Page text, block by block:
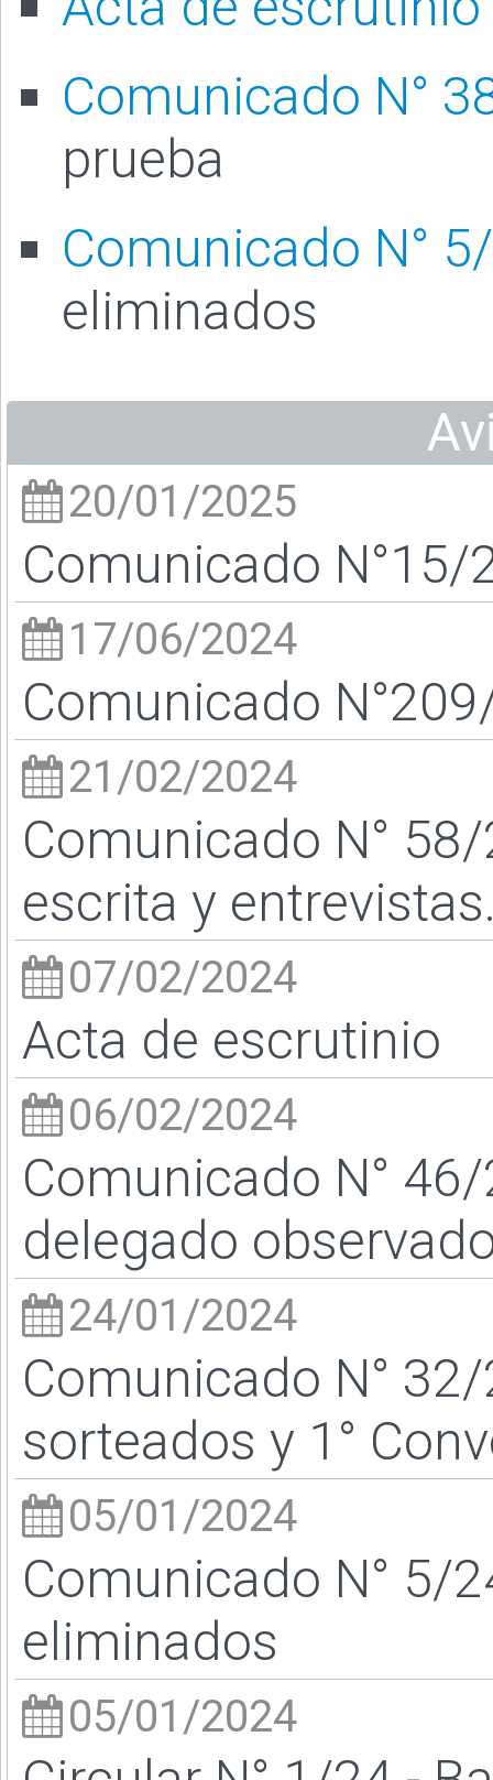
Comunicado N°
prueba
Comunicado N°
eliminados
20/01/2025
Comunicado N°15/
17/06/2024
Comunicado
21/02/2024
Comunicado N°
escrita y
07/02/2024
Acta de escrutinio
06/02/2024
Comunicado N°
delegado
24/01/2024
Comunicado N°
sorteados y 1°
05/01/2024
Comunicado N° 5/
eliminados
05/01/2024